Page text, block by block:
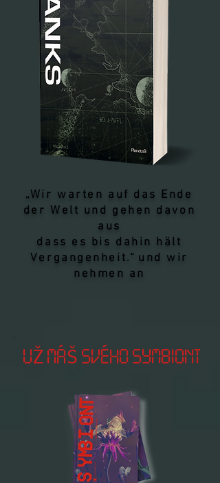
„Wir warten auf das Ende
der Welt und gehen davon
aus
dass es bis dahin hält
Vergangenheit.“ und wir
nehmen an
UŽ MÁŠ SVÉHO SYMBIONTA?